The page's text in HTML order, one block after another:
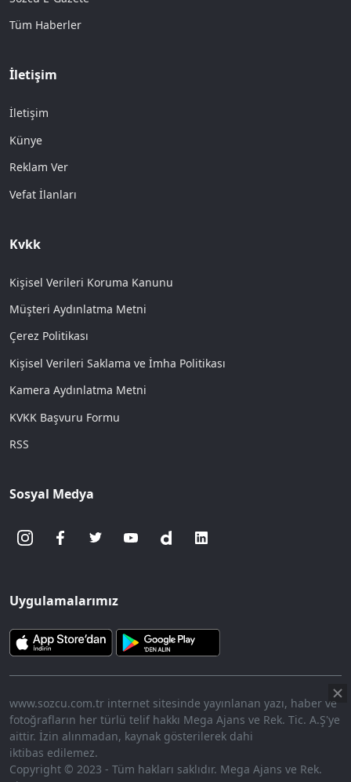
Tüm Haberler
İletişim
İletişim
Künye
Reklam Ver
Vefat İlanları
Kvkk
Kişisel Verileri Koruma Kanunu
Müşteri Aydınlatma Metni
Çerez Politikası
Kişisel Verileri Saklama ve İmha Politikası
Kamera Aydınlatma Metni
KVKK Başvuru Formu
RSS
Sosyal Medya
Uygulamalarımız
www.sozcu.com.tr internet sitesinde yayınlanan yazı, haber ve
fotoğrafların her türlü telif hakkı Mega Ajans ve Rek. Tic. A.Ş'ye
aittir. İzin alınmadan, kaynak gösterilerek dahi
iktibas edilemez.
Copyright © 2023 - Tüm hakları saklıdır. Mega Ajans ve Rek.